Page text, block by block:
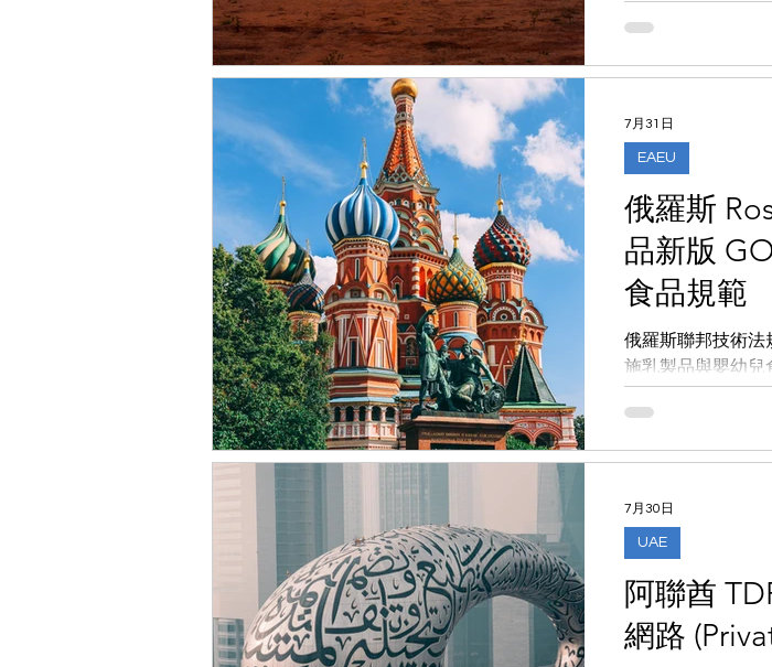
務連續性的實務建
俄羅斯
品新版
食品規範
俄羅斯聯邦技術法
施乳製品與嬰幼兒
求，協助企業提早
EAEU
7月31日
阿聯酋
網路
UAE
7月30日